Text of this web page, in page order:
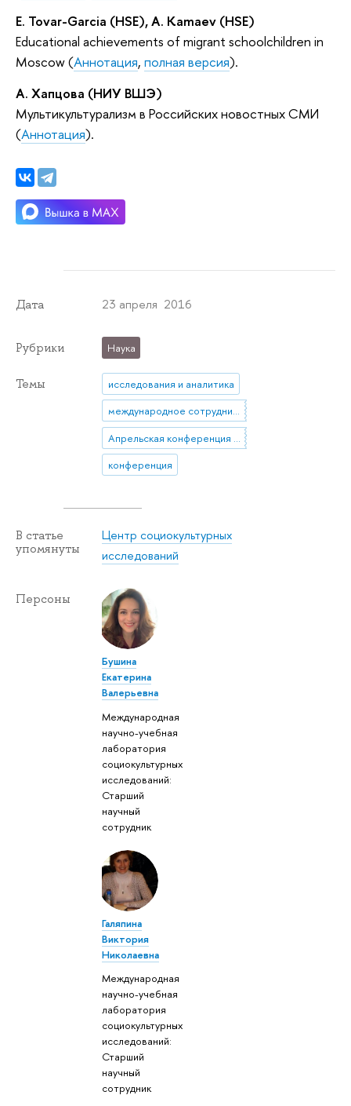
E. Tovar-Garcia (HSE), A. Kamaev (HSE)
Educational achievements of migrant schoolchildren in
Moscow (Аннотация, полная версия).
А. Хапцова (НИУ ВШЭ)
Мультикультурализм в Российских новостных СМИ
(Аннотация).
Дата 23 апреля 2016
Рубрики Наука
Темы
исследования и аналитика
международное сотрудничество
Апрельская конференция 2016
конференция
В статье
упомянуты
Центр социокультурных
исследований
Персоны
Бушина
Екатерина
Валерьевна
Международная
научно-учебная
лаборатория
социокультурных
исследований:
Старший
научный
сотрудник
Галяпина
Виктория
Николаевна
Международная
научно-учебная
лаборатория
социокультурных
исследований:
Старший
научный
сотрудник